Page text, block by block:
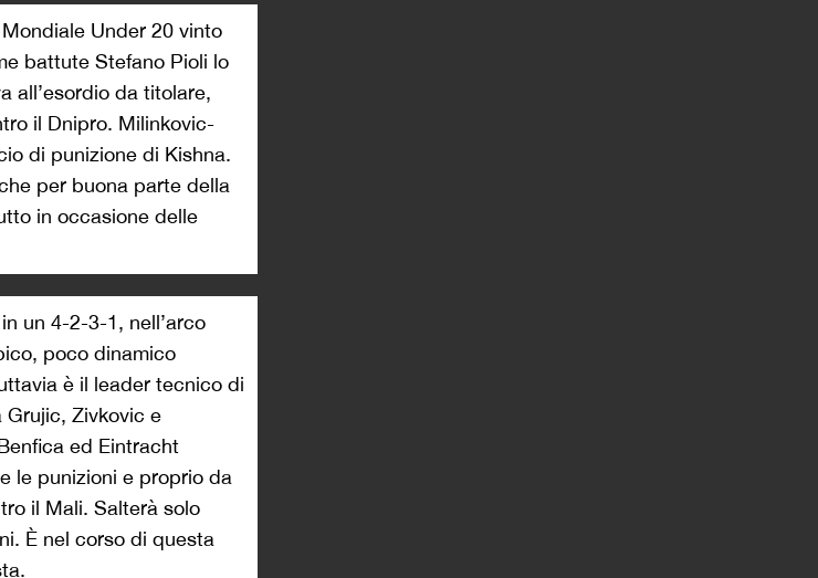
Under 20 vinto
battute Stefano Pioli lo
all’esordio da titolare,
il Dnipro. Milinkovic-
di punizione di Kishna.
per buona parte della
in occasione delle
un 4-2-3-1, nell’arco
poco dinamico
è il leader tecnico di
Grujic, Zivkovic e
ed Eintracht
le punizioni e proprio da
il Mali. Salterà solo
È nel corso di questa